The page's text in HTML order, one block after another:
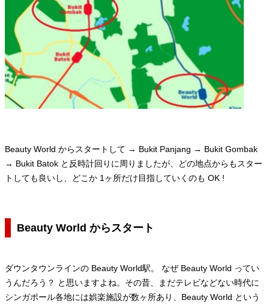
Beauty World からスタートして → Bukit Panjang → Bukit Gombak
→ Bukit Batok と反時計回りに周りましたが、どの地点からもスター
トしても良いし、どこか 1ヶ所だけ目指していくのも OK !
Beauty World からスタート
ダウンタウンラインの Beauty World駅。 なぜ Beauty World ってい
うんだろう？ と思いますよね。その昔、まだテレビなどない時代に
シンガポール各地には娯楽施設が数ヶ所あり、Beauty World という